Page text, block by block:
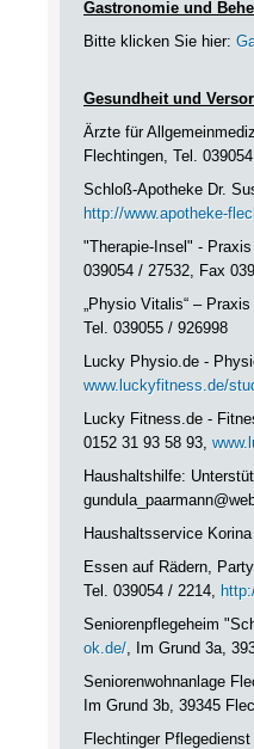
Gastronomie und
Bitte klicken Sie hier:
Gesundheit und
Ärzte für
Flechtingen, Tel.
Schloß-Apotheke Dr.
http://www.apotheke-
"Therapie-Insel" -
039054 / 27532, Fax
„Physio Vitalis“ –
Tel. 039055 / 926998
Lucky Physio.de -
www.luckyfitness.de/
Lucky Fitness.de -
0152 31 93 58 93,
Haushaltshilfe:
Haushaltsservice
Essen auf Rädern,
Tel. 039054 / 2214,
Seniorenpflegeheim
ok.de/, Im Grund 3a,
Seniorenwohnanlage
Im Grund 3b, 39345
Flechtinger